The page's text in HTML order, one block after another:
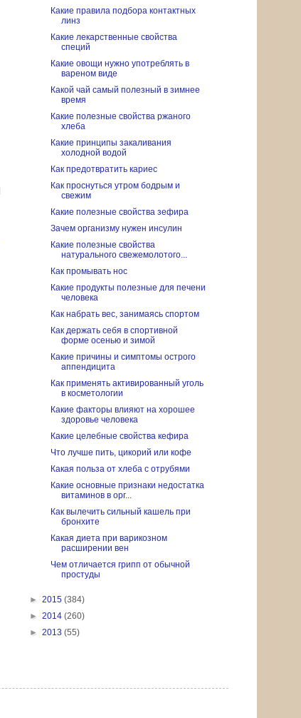
Какие правила подбора контактных
линз
Какие лекарственные свойства
специй
Какие овощи нужно употреблять в
вареном виде
Какой чай самый полезный в зимнее
время
Какие полезные свойства ржаного
хлеба
Какие принципы закаливания
холодной водой
Как предотвратить кариес
Как проснуться утром бодрым и
свежим
Какие полезные свойства зефира
Зачем организму нужен инсулин
Какие полезные свойства
натурального свежемолотого...
Как промывать нос
Какие продукты полезные для печени
человека
Как набрать вес, занимаясь спортом
Как держать себя в спортивной
форме осенью и зимой
Какие причины и симптомы острого
аппендицита
Как применять активированный уголь
в косметологии
Какие факторы влияют на хорошее
здоровье человека
Какие целебные свойства кефира
Что лучше пить, цикорий или кофе
Какая польза от хлеба с отрубями
Какие основные признаки недостатка
витаминов в орг...
Как вылечить сильный кашель при
бронхите
Какая диета при варикозном
расширении вен
Чем отличается грипп от обычной
простуды
► 2015 (384)
► 2014 (260)
► 2013 (55)